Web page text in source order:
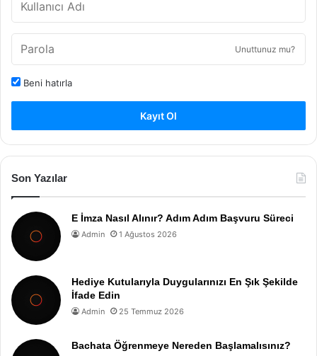
Unuttunuz mu?
Beni hatırla
Kayıt Ol
Son Yazılar
E İmza Nasıl Alınır? Adım Adım Başvuru Süreci
Admin 1 Ağustos 2026
Hediye Kutularıyla Duygularınızı En Şık Şekilde
İfade Edin
Admin 25 Temmuz 2026
Bachata Öğrenmeye Nereden Başlamalısınız?